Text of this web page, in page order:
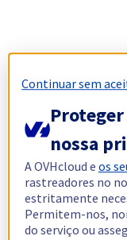
Continuar sem
nossa
A OVHcloud eos
rastreadores no
estritamente
Permitem-nos,
do serviço ou